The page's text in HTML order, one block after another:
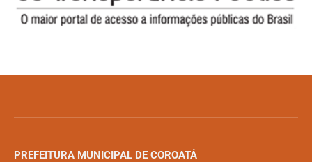
PREFEITURA MUNICIPAL DE COROATÁ